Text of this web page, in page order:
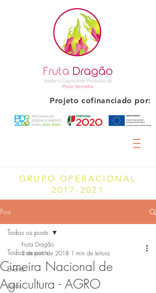
Projeto cofinanciado por:
GRUPO OPERACIONAL
2017-2021
Post
Todos os posts
Events
Listas
Todos os posts
Cimeira Nacional de
Agricultura - AGRO
Fruta Dragão
3 de out. de 2018 1 min de leitura